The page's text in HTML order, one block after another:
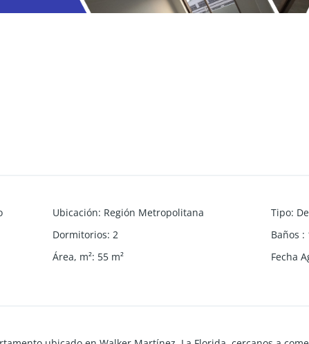
Ubicación: Región Metropolitana Tipo:
Dormitorios: 2 Baños :
Área, m²: 55m² Fecha